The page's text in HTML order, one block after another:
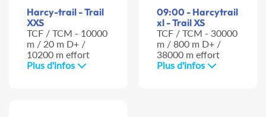
Harcy-trail - Trail
XXS
TCF / TCM - 10000
m / 20 m D+ /
10200 m effort
Plus d'infos
09:00 - Harcytrail
xl - Trail XS
TCF / TCM - 30000
m / 800 m D+ /
38000 m effort
Plus d'infos